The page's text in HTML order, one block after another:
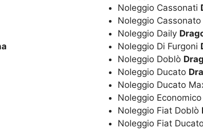
Noleggio Cassonati
Noleggio Cassonato
Noleggio Daily
Noleggio Di Furgoni
Noleggio Doblò
Noleggio Ducato
Noleggio Ducato
Noleggio
Noleggio Fiat Doblò
Noleggio Fiat